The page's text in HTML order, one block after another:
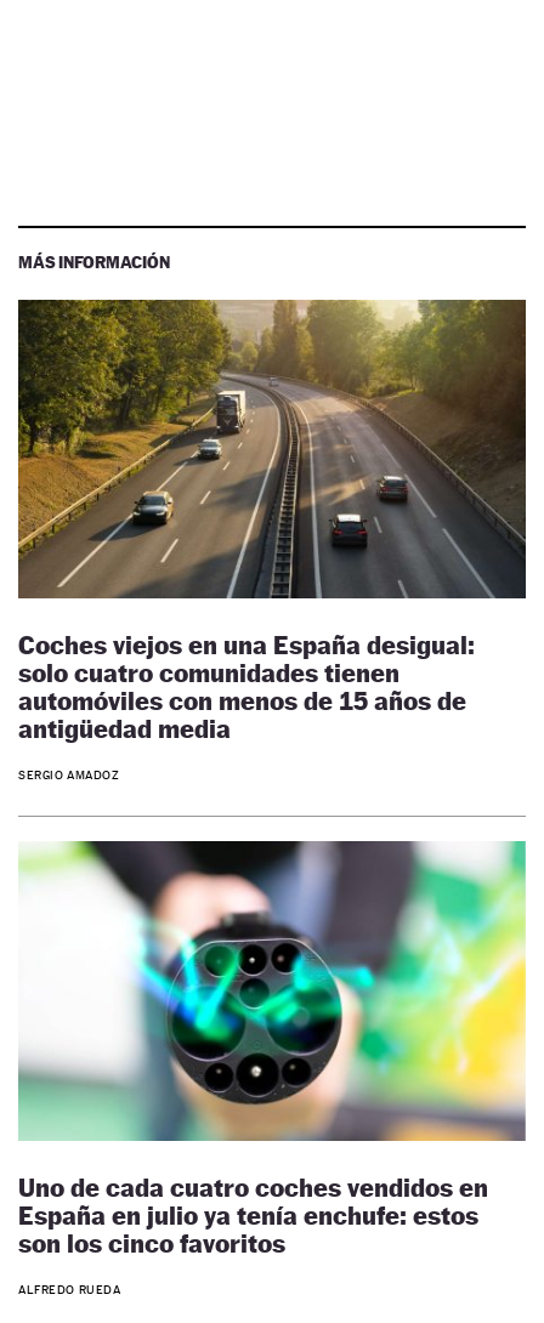
MÁS INFORMACIÓN
Coches viejos en una España desigual:
solo cuatro comunidades tienen
automóviles con menos de 15 años de
antigüedad media
SERGIO AMADOZ
Uno de cada cuatro coches vendidos en
España en julio ya tenía enchufe: estos
son los cinco favoritos
ALFREDO RUEDA